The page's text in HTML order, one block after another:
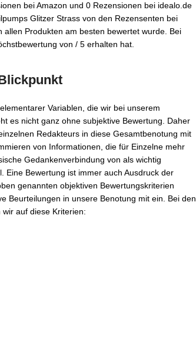
bei Amazon und 0 Rezensionen bei idealo.de
Glitzer Strass von den Rezensenten bei
Produkten am besten bewertet wurde. Bei
von / 5 erhalten hat.
Variablen, die wir bei unserem
es nicht ganz ohne subjektive Bewertung. Daher
Redakteurs in diese Gesamtbenotung mit
von Informationen, die für Einzelne mehr
Gedankenverbindung von als wichtig
Eine Bewertung ist immer auch Ausdruck der
genannten objektiven Bewertungskriterien
Beurteilungen in unsere Benotung mit ein. Bei den
auf diese Kriterien: